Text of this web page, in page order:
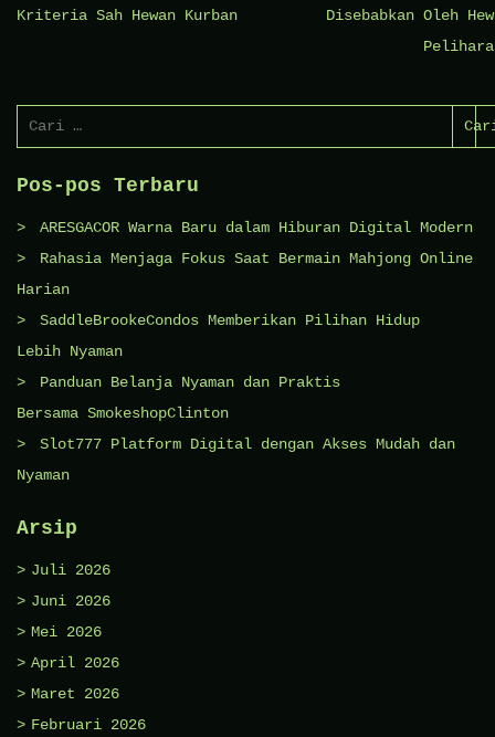
pos
Kriteria Sah Hewan Kurban
Disebabkan Oleh
Pos-pos Terbaru
ARESGACOR Warna Baru dalam Hiburan Digital Modern
Rahasia Menjaga Fokus Saat Bermain Mahjong Online
Harian
SaddleBrookeCondos Memberikan Pilihan Hidup
Lebih Nyaman
Panduan Belanja Nyaman dan Praktis
Bersama SmokeshopClinton
Slot777 Platform Digital dengan Akses Mudah dan
Nyaman
Arsip
Juli 2026
Juni 2026
Mei 2026
April 2026
Maret 2026
Februari 2026